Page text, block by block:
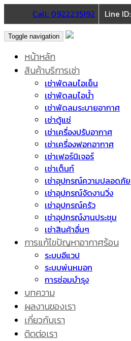
Call: 0922235192 Line ID:
Toggle navigation
หน้าหลัก
สินค้าบริการเช่า
เช่าพัดลมไอเย็น
เช่าพัดลมไอน้ำ
เช่าพัดลมระบายอากาศ
เช่าตู้แช่
เช่าเครื่องปรับอากาศ
เช่าเครื่องฟอกอากาศ
เช่าเฟอร์นิเจอร์
เช่าเต็นท์
เช่าอุปกรณ์ความปลอดภัย
เช่าอุปกรณ์จัดงานวิ่ง
เช่าอุปกรณ์ครัว
เช่าอุปกรณ์งานประชุม
เช่าสินค้าอื่นๆ
การแก้ไขปัญหาอากาศร้อน
ระบบอีแวป
ระบบพ่นหมอก
การซ่อมบำรุง
บทความ
ผลงานของเรา
เกี่ยวกับเรา
ติดต่อเรา